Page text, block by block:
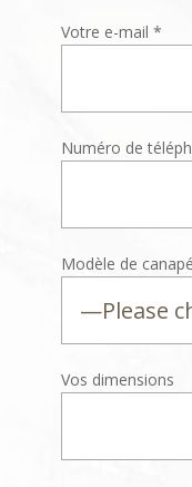
Votre e-mail *
Numéro de
Modèle de canapé
Vos dimensions